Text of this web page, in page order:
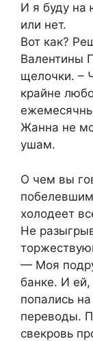
И я буду на
или нет.
Вот как?
Валентины
щелочки. –
крайне
Жанна не
ушам.
О чем вы
холодеет
Не
— Моя
банке. И ей,
попались
переводы.
свекровь